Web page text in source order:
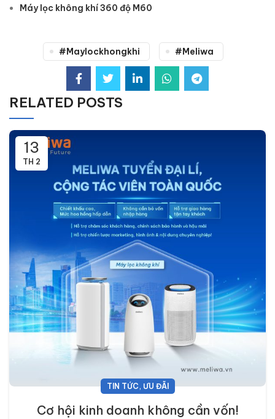
Máy lọc không khí 360 độ M60
#maylockhongkhi #meliwa
RELATED POSTS
13
TH 2
TIN TỨC, ƯU ĐÃI
Cơ hội kinh doanh không cần vốn!